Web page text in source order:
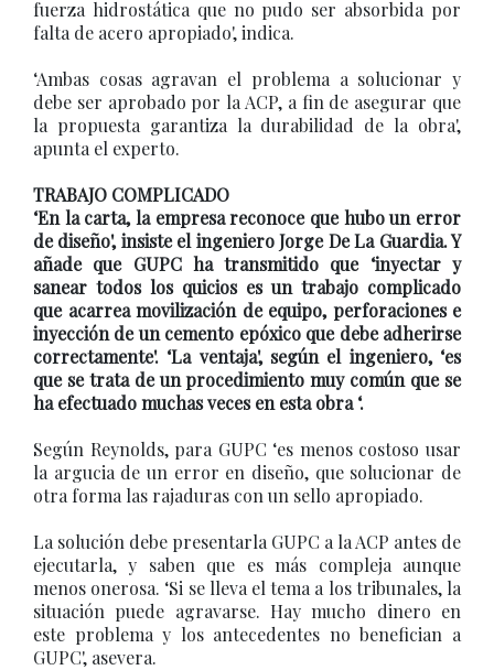
fuerza hidrostática que no pudo ser absorbida por
falta de acero apropiado', indica.
‘Ambas cosas agravan el problema a solucionar y
debe ser aprobado por la ACP, a fin de asegurar que
la propuesta garantiza la durabilidad de la obra',
apunta el experto.
TRABAJO COMPLICADO
‘En la carta, la empresa reconoce que hubo un error
de diseño', insiste el ingeniero Jorge De La Guardia. Y
añade que GUPC ha transmitido que ‘inyectar y
sanear todos los quicios es un trabajo complicado
que acarrea movilización de equipo, perforaciones e
inyección de un cemento epóxico que debe adherirse
correctamente'. ‘La ventaja', según el ingeniero, ‘es
que se trata de un procedimiento muy común que se
ha efectuado muchas veces en esta obra ‘.
Según Reynolds, para GUPC ‘es menos costoso usar
la argucia de un error en diseño, que solucionar de
otra forma las rajaduras con un sello apropiado.
La solución debe presentarla GUPC a la ACP antes de
ejecutarla, y saben que es más compleja aunque
menos onerosa. ‘Si se lleva el tema a los tribunales, la
situación puede agravarse. Hay mucho dinero en
este problema y los antecedentes no benefician a
GUPC', asevera.